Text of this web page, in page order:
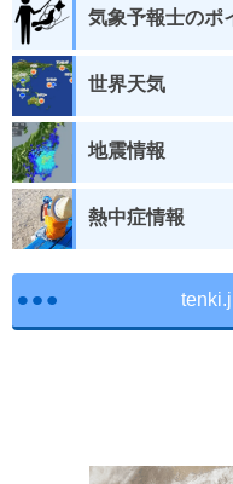
気象予報士のポ
世界天気
地震情報
熱中症情報